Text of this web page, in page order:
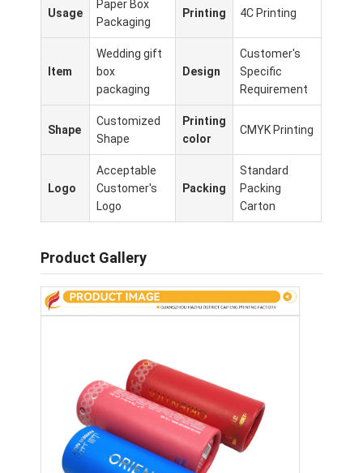
Продукты
О нас
Контроль качества
Связаться с нами
Новости
Usage
Paper Box
Packaging
Printing 4C Printing
Item
Wedding gift
box
packaging
Design
Customer's
Specific
Requirement
Shape
Customized
Shape
Printing
color
CMYK Printing
Logo
Acceptable
Customer's
Logo
Packing
Standard
Packing
Carton
Product Gallery